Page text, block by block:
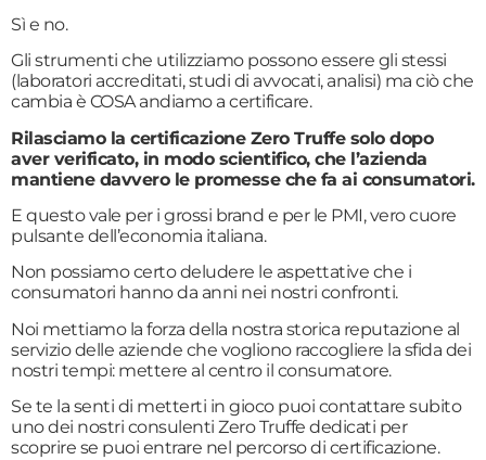
Sì e no.
Gli strumenti che utilizziamo possono essere gli stessi
(laboratori accreditati, studi di avvocati, analisi) ma ciò che
cambia è COSA andiamo a certificare.
Rilasciamo la certificazione Zero Truffe solo dopo
aver verificato, in modo scientifico, che l’azienda
mantiene davvero le promesse che fa ai consumatori.
E questo vale per i grossi brand e per le PMI, vero cuore
pulsante dell’economia italiana.
Non possiamo certo deludere le aspettative che i
consumatori hanno da anni nei nostri confronti.
Noi mettiamo la forza della nostra storica reputazione al
servizio delle aziende che vogliono raccogliere la sfida dei
nostri tempi: mettere al centro il consumatore.
Se te la senti di metterti in gioco puoi contattare subito
uno dei nostri consulenti Zero Truffe dedicati per
scoprire se puoi entrare nel percorso di certificazione.